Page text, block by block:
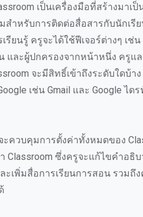
เป็นเครื่องมือที่สร้างมา
สำหรับการติดต่อสื่อสารกับนักเรี
รียนรู้ ครูจะได้ใช้ฟีเจอร์ต่างๆ เ
และผู้ปกครองจากหน้าหนึ่ง ครูแ
จะมีสิทธิ์เข้าถึงระดับใดบ้า
เช่น Gmail และ Google ไ
ควบคุมการตั้งค่าทั้งหมดของ
Classroom ซึ่งครูจะแก้ไขคำอธิ
ะเพิ่มสื่อการเรียนการสอน รวม